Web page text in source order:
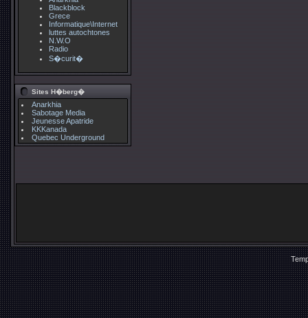
Blackblock
Grece
Informatique\Internet
luttes autochtones
N.W.O
Radio
S�curit�
Sites H�berg�
Anarkhia
Sabotage Media
Jeunesse Apatride
KKKanada
Quebec Underground